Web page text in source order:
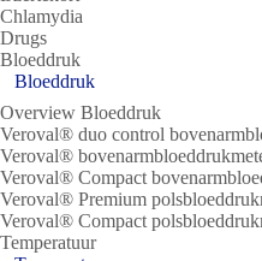
Chlamydia
Drugs
Bloeddruk
Bloeddruk
Overview Bloeddruk
Veroval® duo control
Veroval®
Veroval® Compact
Veroval® Premium
Veroval® Compact
Temperatuur